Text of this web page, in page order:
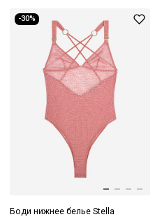
-30%
Боди нижнее белье Stella